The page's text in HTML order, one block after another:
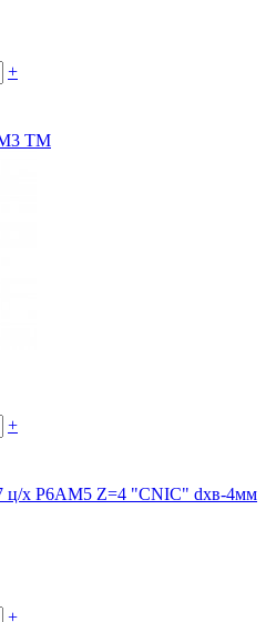
+
ТМ
+
ц/х Р6АМ5 Z=4 "CNIC" dхв-4мм
+